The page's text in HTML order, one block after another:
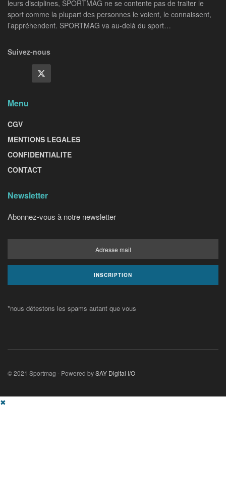
leurs disciplines, SPORTMAG ne se contente pas de traiter le
sport comme la plupart des personnes le voient, le connaissent,
l’appréhendent. SPORTMAG va au-delà du sport…
Suivez-nous
Menu
CGV
MENTIONS LEGALES
CONFIDENTIALITE
CONTACT
Newsletter
Abonnez-vous à notre newsletter
*nous détestons les spams autant que vous
© 2021 Sportmag - Powered bySAY Digital I/O
✖